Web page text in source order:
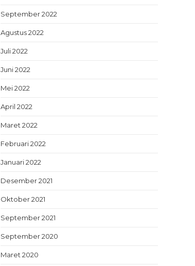
September 2022
Agustus 2022
Juli 2022
Juni 2022
Mei 2022
April 2022
Maret 2022
Februari 2022
Januari 2022
Desember 2021
Oktober 2021
September 2021
September 2020
Maret 2020